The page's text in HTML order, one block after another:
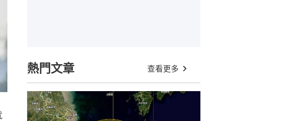
熱門文章 查看更多